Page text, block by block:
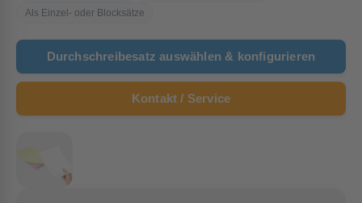
Als Einzel- oder Blocksätze
Durchschreibesatz auswählen & konfigurieren
Kontakt / Service